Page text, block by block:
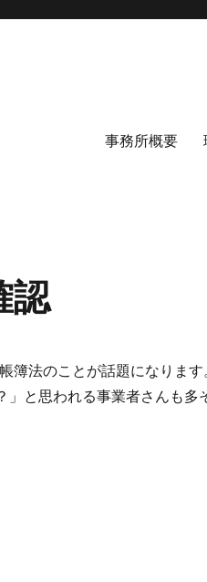
事務所概要
認
法のことが話題になります
」と思われる事業者さんも多